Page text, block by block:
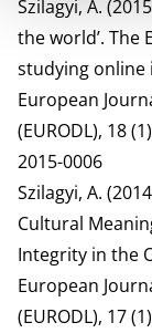
Szilagyi, A.
the world’. The
studying online
European
(EURODL), 18
2015-0006
Szilagyi, A.
Cultural
Integrity in the
European
(EURODL), 17